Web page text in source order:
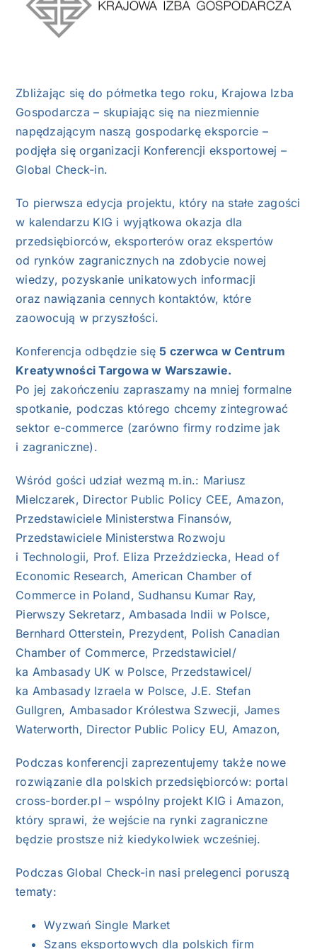
NASI EKSPERCI
SĄD ARBITRAŻOWY
KOMITETY
MARKA ŚLĄSKIE
KONTAKT
Zbliżając się do półmetka tego roku, Krajowa Izba
Gospodarcza – skupiając się na niezmiennie
napędzającym naszą gospodarkę eksporcie –
podjęła się organizacji Konferencji eksportowej –
Global Check-in.
To pierwsza edycja projektu, który na stałe zagości
w kalendarzu KIG i wyjątkowa okazja dla
przedsiębiorców, eksporterów oraz ekspertów
od rynków zagranicznych na zdobycie nowej
wiedzy, pozyskanie unikatowych informacji
oraz nawiązania cennych kontaktów, które
zaowocują w przyszłości.
Konferencja odbędzie się5 czerwca w Centrum
Kreatywności Targowa w Warszawie.
Po jej zakończeniu zapraszamy na mniej formalne
spotkanie, podczas którego chcemy zintegrować
sektor e-commerce (zarówno firmy rodzime jak
i zagraniczne).
Wśród gości udział wezmą m.in.: Mariusz
Mielczarek, Director Public Policy CEE, Amazon,
Przedstawiciele Ministerstwa Finansów,
Przedstawiciele Ministerstwa Rozwoju
i Technologii, Prof. Eliza Przeździecka, Head of
Economic Research, American Chamber of
Commerce in Poland, Sudhansu Kumar Ray,
Pierwszy Sekretarz, Ambasada Indii w Polsce,
Bernhard Otterstein, Prezydent, Polish Canadian
Chamber of Commerce, Przedstawiciel/
ka Ambasady UK w Polsce, Przedstawicel/
ka Ambasady Izraela w Polsce, J.E. Stefan
Gullgren, Ambasador Królestwa Szwecji, James
Waterworth, Director Public Policy EU, Amazon,
Podczas konferencji zaprezentujemy także nowe
rozwiązanie dla polskich przedsiębiorców: portal
cross-border.pl – wspólny projekt KIG i Amazon,
który sprawi, że wejście na rynki zagraniczne
będzie prostsze niż kiedykolwiek wcześniej.
Podczas Global Check-in nasi prelegenci poruszą
tematy:
Wyzwań Single Market
Szans eksportowych dla polskich firm